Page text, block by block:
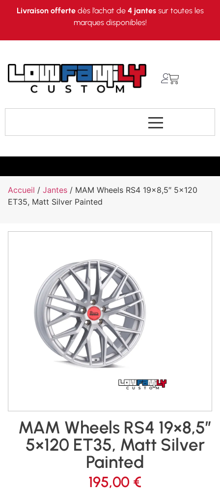
Livraison offertedès l’achat de 4 jantessur toutes les
marques disponibles!
Accueil / Jantes / MAM Wheels RS4 19×8,5″ 5×120
ET35, Matt Silver Painted
MAM Wheels RS4 19×8,5″
5×120 ET35, Matt Silver
Painted
195,00 €